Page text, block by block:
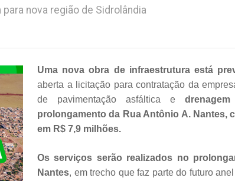
nova região de Sidrolândia
Uma nova obra de infraestrutura está
aberta a licitação para contratação da
de pavimentação asfáltica e
prolongamento da Rua Antônio A. Nantes,
em R$ 7,9 milhões.
Os serviços serão realizados no
Nantes, em trecho que faz parte do futuro